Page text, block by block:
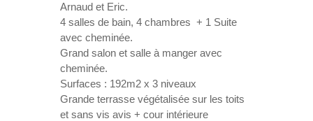
Arnaud et Eric.
4 salles de bain, 4 chambres + 1 Suite
avec cheminée.
Grand salon et salle à manger avec
cheminée.
Surfaces : 192m2 x 3 niveaux
Grande terrasse végétalisée sur les toits
et sans vis avis + cour intérieure